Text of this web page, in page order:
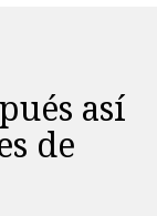
así
de